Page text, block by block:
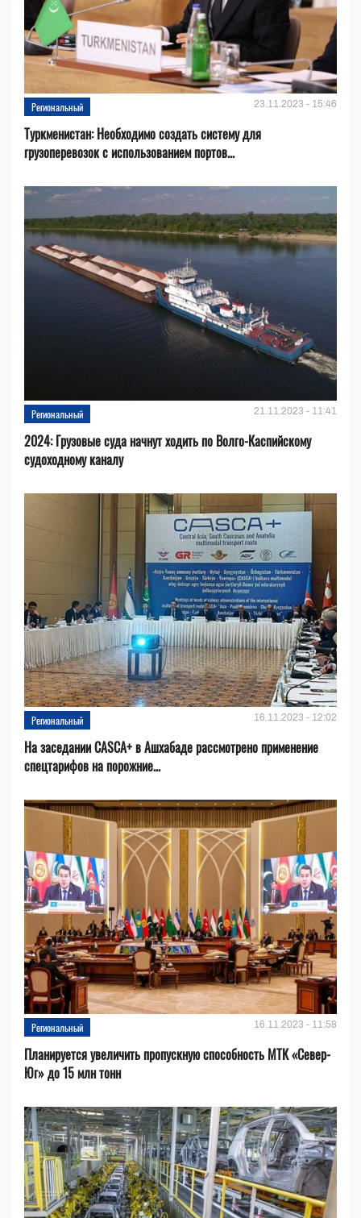
Региональный 23.11.2023 - 15:46
Туркменистан: Необходимо создать систему для
грузоперевозок с использованием портов...
Региональный 21.11.2023 - 11:41
2024: Грузовые суда начнут ходить по Волго-Каспийскому
судоходному каналу
Региональный 16.11.2023 - 12:02
На заседании CASCA+ в Ашхабаде рассмотрено применение
спецтарифов на порожние...
Региональный 16.11.2023 - 11:58
Планируется увеличить пропускную способность МТК «Север-
Юг» до 15 млн тонн